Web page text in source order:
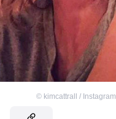
© kimcattrall / Instagram